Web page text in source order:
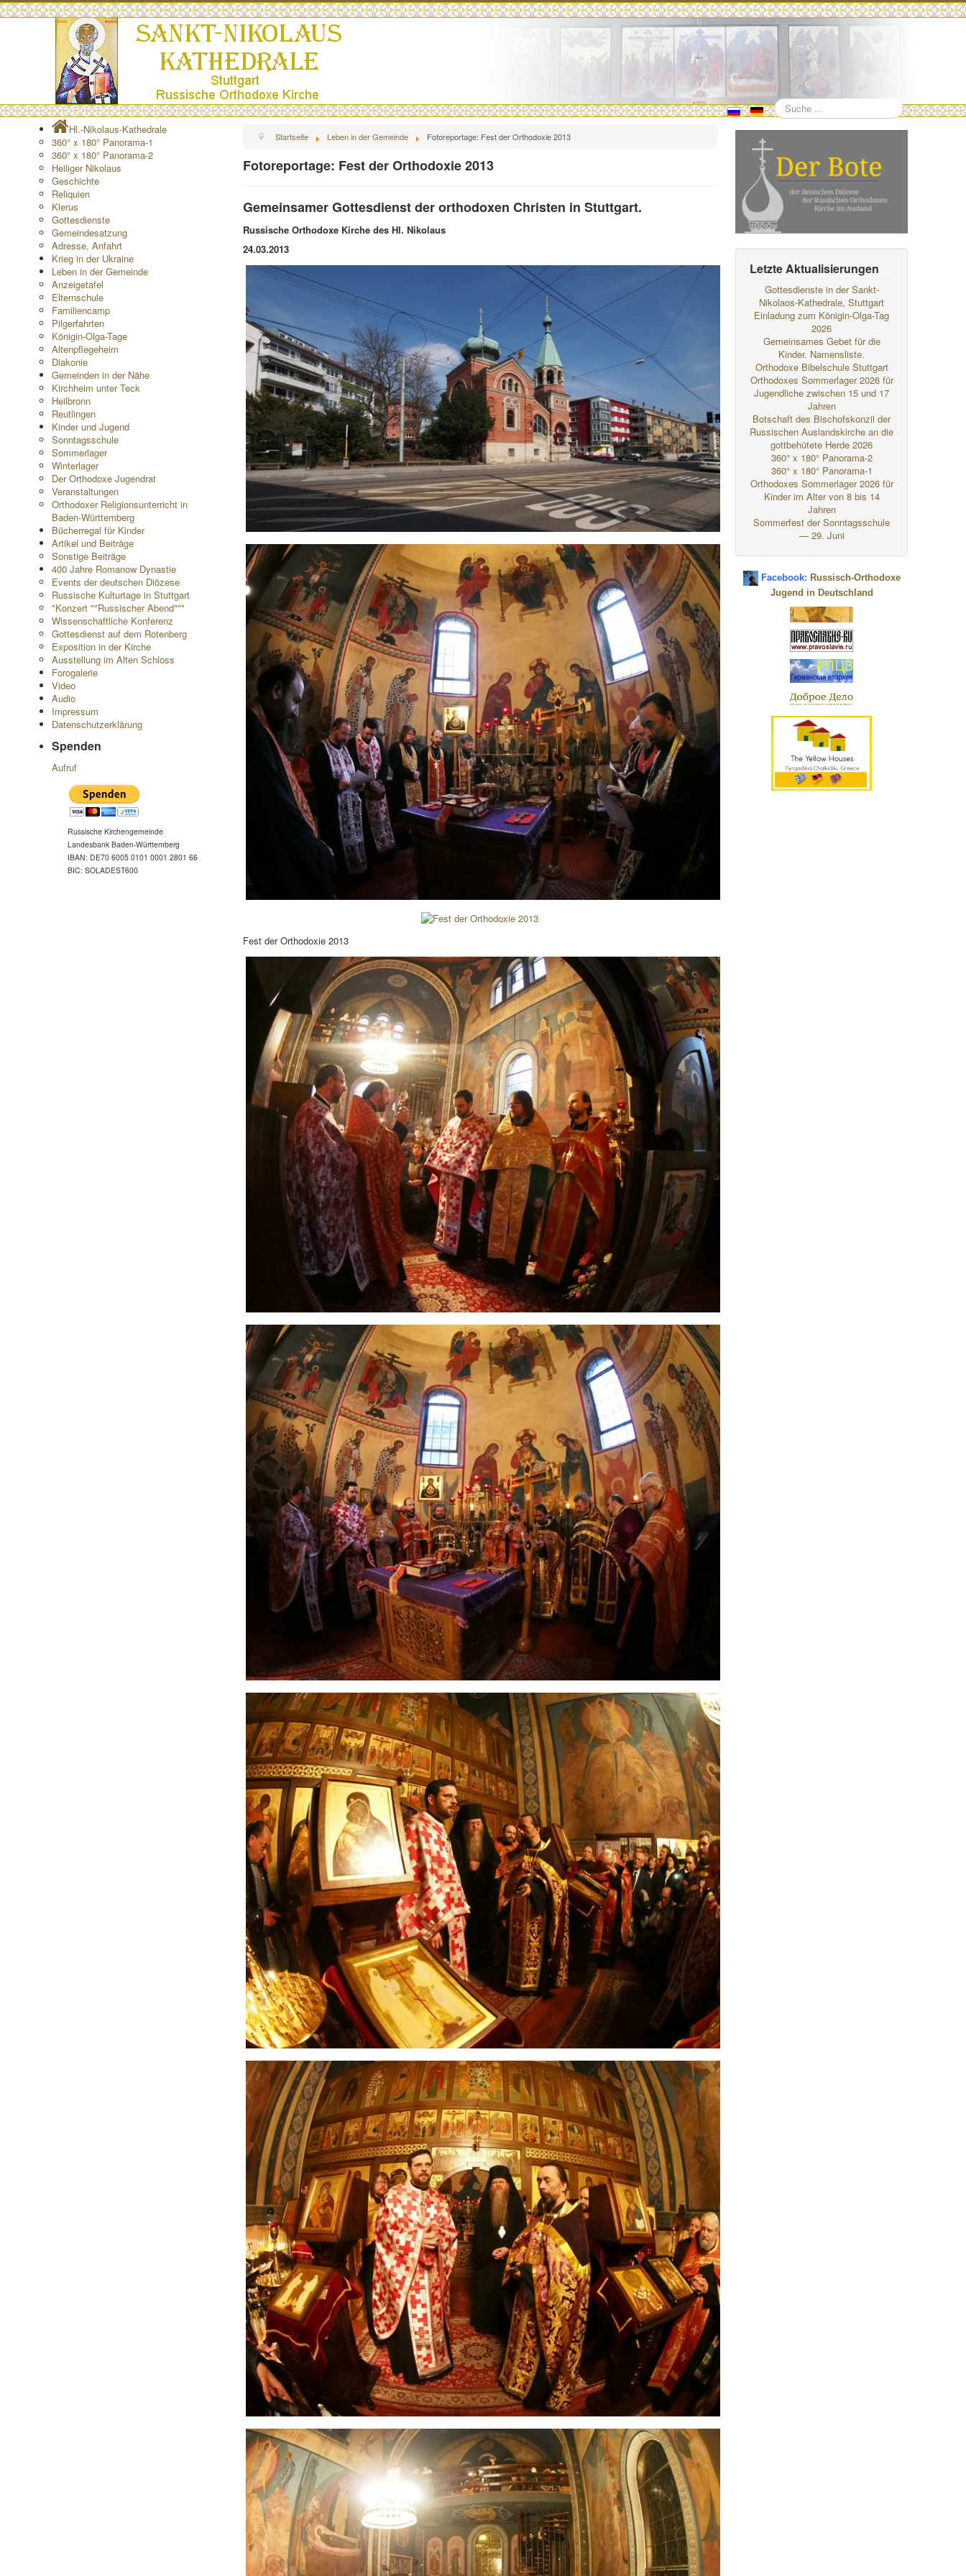
Suchen
Hl.-Nikolaus-Kathedrale
360° x 180° Panorama-1
360° x 180° Panorama-2
Heiliger Nikolaus
Geschichte
Reliquien
Klerus
Gottesdienste
Gemeindesatzung
Adresse, Anfahrt
Krieg in der Ukraine
Leben in der Gemeinde
Anzeigetafel
Elternschule
Familiencamp
Pilgerfahrten
Königin-Olga-Tage
Altenpflegeheim
Diakonie
Gemeinden in der Nähe
Kirchheim unter Teck
Heilbronn
Reutlingen
Kinder und Jugend
Sonntagsschule
Sommerlager
Winterlager
Der Orthodoxe Jugendrat
Veranstaltungen
Orthodoxer Religionsunterricht in
Baden-Württemberg
Bücherregal für Kinder
Artikel und Beiträge
Sonstige Beiträge
400 Jahre Romanow Dynastie
Events der deutschen Diözese
Russische Kulturtage in Stuttgart
"Konzert ""Russischer Abend"""
Wissenschaftliche Konferenz
Gottesdienst auf dem Rotenberg
Exposition in der Kirche
Ausstellung im Alten Schloss
Forogalerie
Video
Audio
Impressum
Datenschutzerklärung
Spenden
Aufruf
Russische Kirchengemeinde
Landesbank Baden-Württemberg
IBAN: DE70 6005 0101 0001 2801 66
BIC: SOLADEST600
Startseite Leben in der Gemeinde Fotoreportage: Fest der Orthodoxie 2013
Fotoreportage: Fest der Orthodoxie 2013
Gemeinsamer Gottesdienst der orthodoxen Christen in Stuttgart.
Russische Orthodoxe Kirche des Hl. Nikolaus
24.03.2013
Fest der Orthodoxie 2013
Letzte Aktualisierungen
Gottesdienste in der Sankt-
Nikolaos-Kathedrale, Stuttgart
Einladung zum Königin-Olga-Tag
2026
Gemeinsames Gebet für die
Kinder. Namensliste.
Orthodoxe Bibelschule Stuttgart
Orthodoxes Sommerlager 2026 für
Jugendliche zwischen 15 und 17
Jahren
Botschaft des Bischofskonzil der
Russischen Auslandskirche an die
gottbehütete Herde 2026
360° x 180° Panorama-2
360° x 180° Panorama-1
Orthodoxes Sommerlager 2026 für
Kinder im Alter von 8 bis 14
Jahren
Sommerfest der Sonntagsschule
— 29. Juni
Facebook: Russisch-Orthodoxe
Jugend in Deutschland